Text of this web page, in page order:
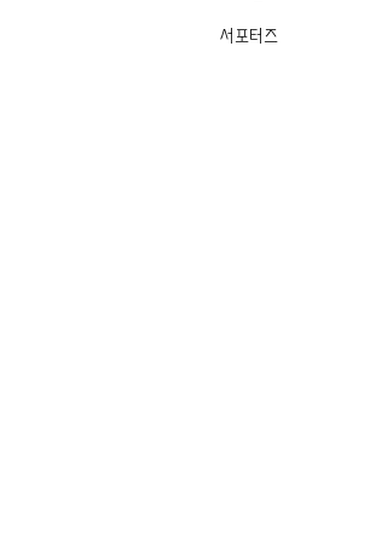
서포터즈